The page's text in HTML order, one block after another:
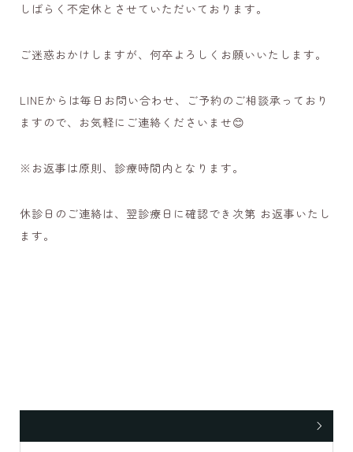
しばらく不定休とさせていただいております。
ご迷惑おかけしますが、何卒よろしくお願いいたします。
LINEからは毎日お問い合わせ、ご予約のご相談承っており
ますので、お気軽にご連絡くださいませ😊
※お返事は原則、診療時間内となります。
休診日のご連絡は、翌診療日に確認でき次第 お返事いたし
ます。